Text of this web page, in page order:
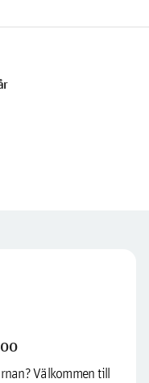
Välkommen till